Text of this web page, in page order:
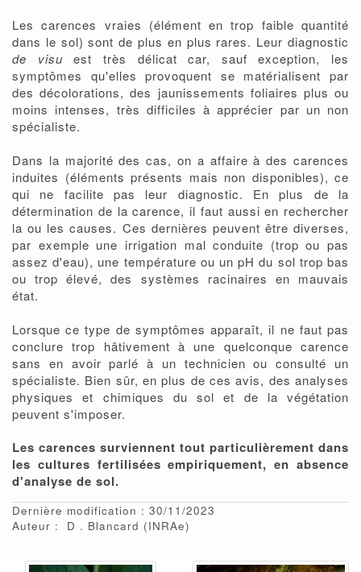
Les carences vraies (élément en trop faible quantité
dans le sol) sont de plus en plus rares. Leur diagnostic
de visu est très délicat car, sauf exception, les
symptômes qu'elles provoquent se matérialisent par
des décolorations, des jaunissements foliaires plus ou
moins intenses, très difficiles à apprécier par un non
spécialiste.
Dans la majorité des cas, on a affaire à des carences
induites (éléments présents mais non disponibles), ce
qui ne facilite pas leur diagnostic. En plus de la
détermination de la carence, il faut aussi en rechercher
la ou les causes. Ces dernières peuvent être diverses,
par exemple une irrigation mal conduite (trop ou pas
assez d'eau), une température ou un pH du sol trop bas
ou trop élevé, des systèmes racinaires en mauvais
état.
Lorsque ce type de symptômes apparaît, il ne faut pas
conclure trop hâtivement à une quelconque carence
sans en avoir parlé à un technicien ou consulté un
spécialiste. Bien sûr, en plus de ces avis, des analyses
physiques et chimiques du sol et de la végétation
peuvent s'imposer.
Les carences surviennent tout particulièrement dans
les cultures fertilisées empiriquement, en absence
d'analyse de sol.
Dernière modification : 30/11/2023
Auteur :
D Blancard (INRAe)